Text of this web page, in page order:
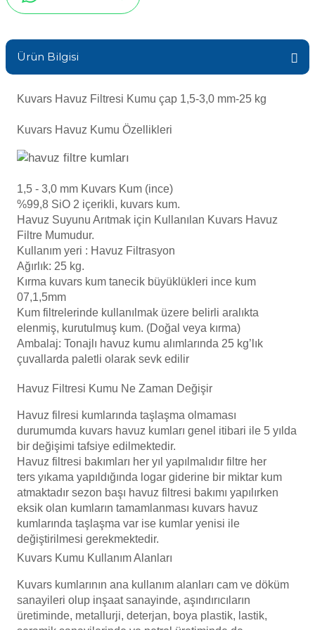
Selenoid
Ayak Dezenfektanı
e Pool Expert
Havuz Filtre
Havuz Kış Kimyasalı
Kalsiyum Hipoklorit
Süper Pool
Temizleyici
Havuz Elektrik
Havuz Sarf
Havuz
Bahçe Süs Havuzu
Ayak Havuzu
Bahçe Havuz
Havuz Robotu Yedek
Dalgıç Pompa
Dezenfeksiyon
Havuz Güvenlik
Ürün Bilgisi
Kuvars Havuz Filtresi Kumu çap 1,5-3,0 mm-25 kg
Kuvars Havuz Kumu Özellikleri
1,5 - 3,0 mm Kuvars Kum (ince)
%99,8 SiO 2 içerikli, kuvars kum.
Havuz Suyunu Arıtmak için Kullanılan Kuvars Havuz
Filtre Mumudur.
Kullanım yeri : Havuz Filtrasyon
Ağırlık: 25 kg.
Kırma kuvars kum tanecik büyüklükleri ince kum
07,1,5mm
Kum filtrelerinde kullanılmak üzere belirli aralıkta
elenmiş, kurutulmuş kum. (Doğal veya kırma)
Ambalaj: Tonajlı havuz kumu alımlarında 25 kg’lık
çuvallarda paletli olarak sevk edilir
Havuz Filtresi Kumu Ne Zaman Değişir
Havuz filresi kumlarında taşlaşma olmaması
durumumda kuvars havuz kumları genel itibari ile 5 yılda
bir değişimi tafsiye edilmektedir.
Havuz filtresi bakımları her yıl yapılmalıdır filtre her
ters yıkama yapıldığında logar giderine bir miktar kum
atmaktadır sezon başı havuz filtresi bakımı yapılırken
eksik olan kumların tamamlanması kuvars havuz
kumlarında taşlaşma var ise kumlar yenisi ile
değiştirilmesi gerekmektedir.
Kuvars Kumu Kullanım Alanları
Kuvars kumlarının ana kullanım alanları cam ve döküm
sanayileri olup inşaat sanayinde, aşındırıcıların
üretiminde, metallurji, deterjan, boya plastik, lastik,